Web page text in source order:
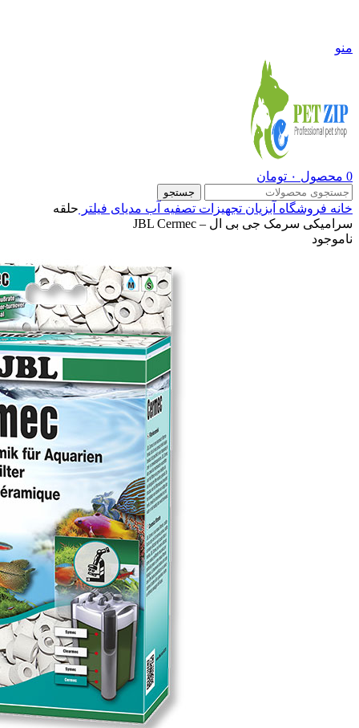
منو
0 محصول ۰ تومان
جستجو
خانه فروشگاه آبزیان تجهیزات تصفیه آب مدیای فیلتر حلقه
سرامیکی سرمک جی بی ال – JBL Cermec
ناموجود